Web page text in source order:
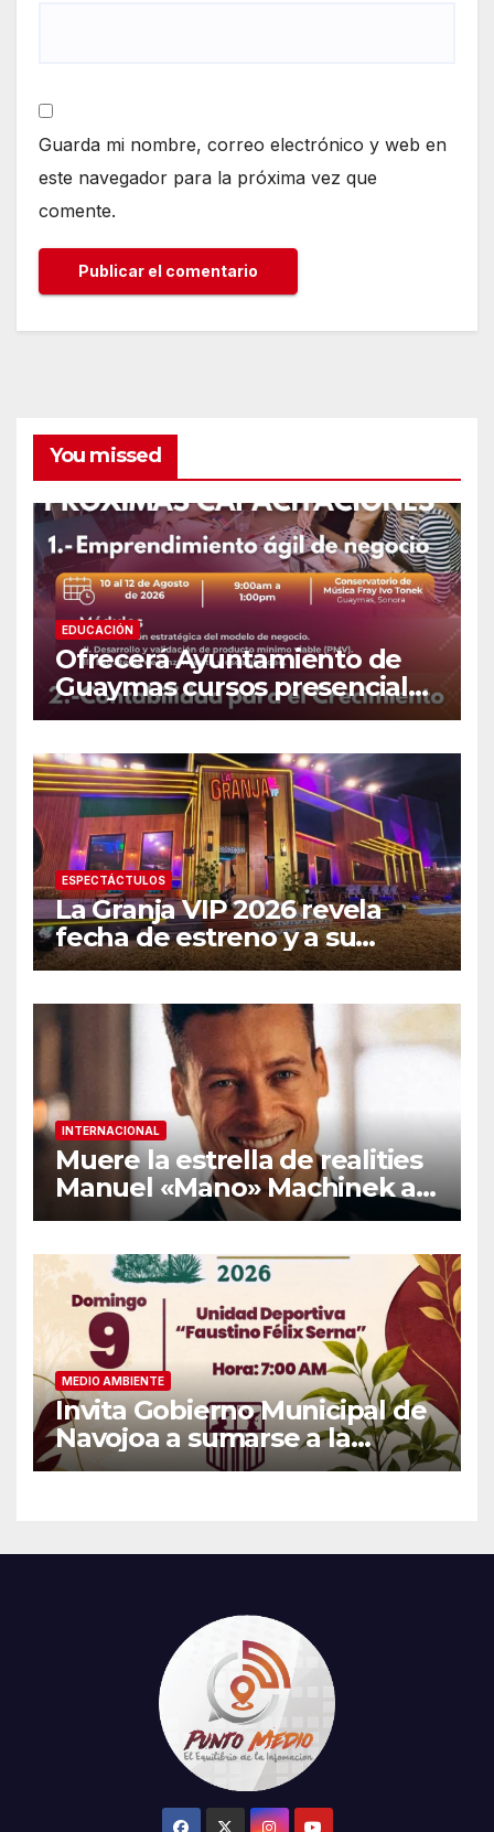
Guarda mi nombre, correo electrónico y web en
este navegador para la próxima vez que
comente.
You missed
EDUCACIÓN
Ofrecerá Ayuntamiento de
Guaymas cursos presenciales
para emprendedores
ESPECTÁCTULOS
La Granja VIP 2026 revela
fecha de estreno y a su
primer famoso confirmado
INTERNACIONAL
Muere la estrella de realities
Manuel «Mano» Machinek a
los 37 años
MEDIO AMBIENTE
Invita Gobierno Municipal de
Navojoa a sumarse a la
Jornada Nacional de